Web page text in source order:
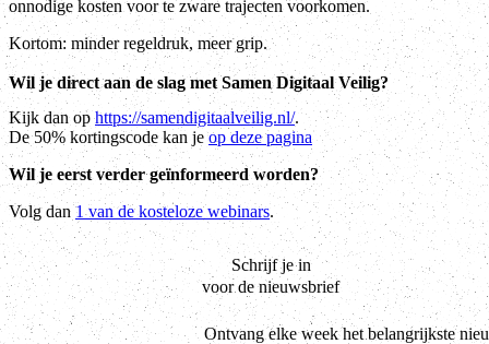
onnodige kosten voor te zware trajecten voorkomen.
Kortom: minder regeldruk, meer grip.
Wil je direct aan de slag met Samen Digitaal Veilig?
Kijk dan ophttps://samendigitaalveilig.nl/.
De 50% kortingscode kan jeop deze pagina
Wil je eerst verder geïnformeerd worden?
Volg dan1 van de kosteloze webinars.
Schrijf je in
voor de nieuwsbrief
Ontvang elke week het belangrijkste